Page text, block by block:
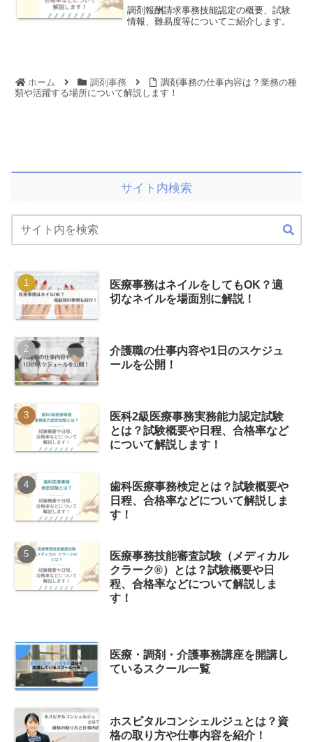
調剤報酬請求事務技能認定の概要、試験
情報、難易度等についてご紹介します。
ホーム 調剤事務
調剤事務の仕事内容は？業務の種
類や活躍する場所について解説します！
サイト内検索
医療事務はネイルをしてもOK？適
切なネイルを場面別に解説！
介護職の仕事内容や1日のスケジュ
ールを公開！
医科2級医療事務実務能力認定試験
とは？試験概要や日程、合格率など
について解説します！
歯科医療事務検定とは？試験概要や
日程、合格率などについて解説しま
す！
医療事務技能審査試験（メディカル
クラーク®）とは？試験概要や日
程、合格率などについて解説しま
す！
医療・調剤・介護事務講座を開講し
ているスクール一覧
ホスピタルコンシェルジュとは？資
格の取り方や仕事内容を紹介！